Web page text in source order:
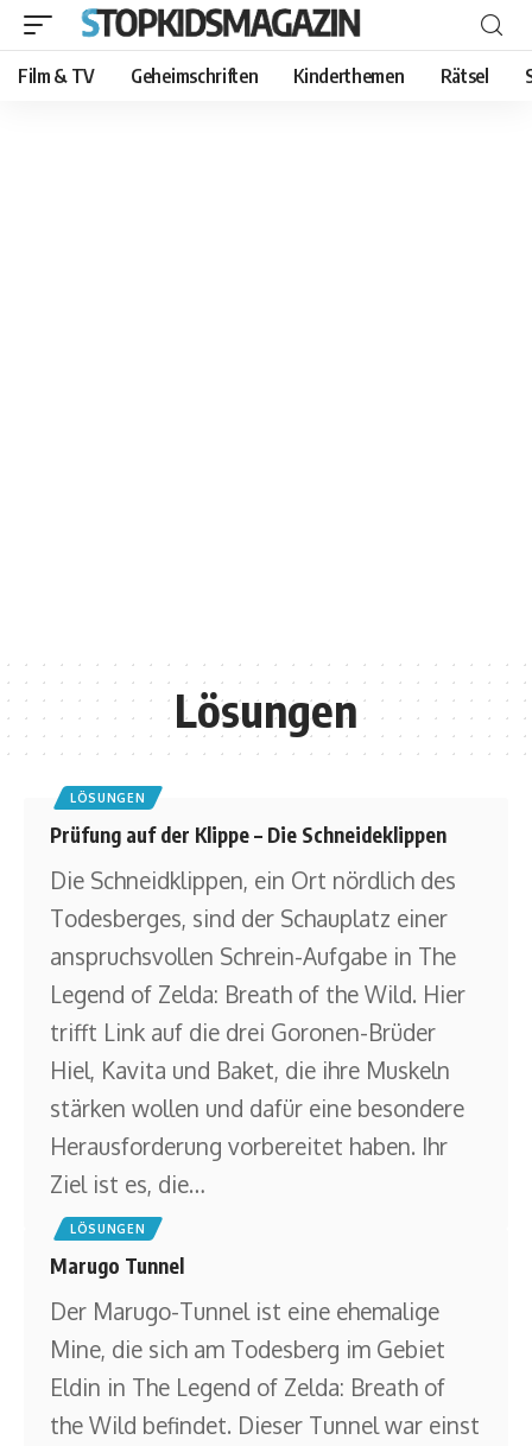
Film & TV Geheimschriften Kinderthemen Rätsel
Lösungen
LÖSUNGEN
Prüfung auf der Klippe – Die Schneideklippen
Die Schneidklippen, ein Ort nördlich des
Todesberges, sind der Schauplatz einer
anspruchsvollen Schrein-Aufgabe in The
Legend of Zelda: Breath of the Wild. Hier
trifft Link auf die drei Goronen-Brüder
Hiel, Kavita und Baket, die ihre Muskeln
stärken wollen und dafür eine besondere
Herausforderung vorbereitet haben. Ihr
Ziel ist es, die…
LÖSUNGEN
Marugo Tunnel
Der Marugo-Tunnel ist eine ehemalige
Mine, die sich am Todesberg im Gebiet
Eldin in The Legend of Zelda: Breath of
the Wild befindet. Dieser Tunnel war einst